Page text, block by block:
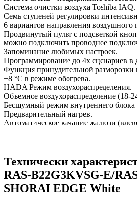
Система очистки воздуха Toshiba
Семь ступеней регулировки
6 вариантов направления воздушного
Продвинутый пульт с подсветкой
можно подключить проводное
Запоминание любимых настроек.
Программирование до 4х сценариев в
Функция принудительной разморозки
+8 °С в режиме обогрева.
HADA Режим воздухораспределения.
Объемное воздухораспределение (18-
Бесшумный режим внутреннего блока
Предварительный нагрев.
Автоматическое качание жалюзи
Технически
RAS-B22G3KVSG-E/
SHORAI EDGE White